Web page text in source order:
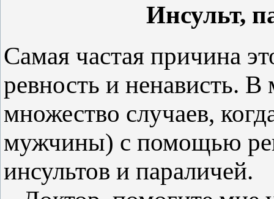
Инсульт,
Самая частая причина
ревность и ненависть.
множество случаев,
мужчины) с помощью
инсультов и параличей.